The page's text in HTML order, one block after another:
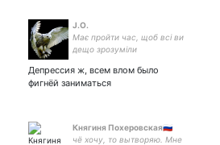
J.O.
Має пройти час, щоб всі ви
дещо зрозуміли
Депрессия ж, всем влом было
фигнёй заниматься
Княгиня Похеровская🇷🇺
чё хочу, то вытворяю. Мне